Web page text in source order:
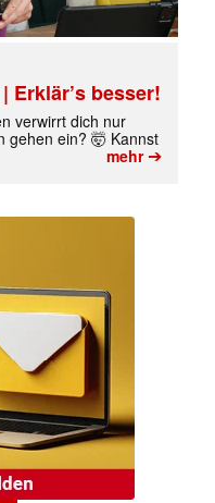
Erklär’s besser!
verwirrt dich nur
gehen ein? 🤯 Kannst
mehr➔